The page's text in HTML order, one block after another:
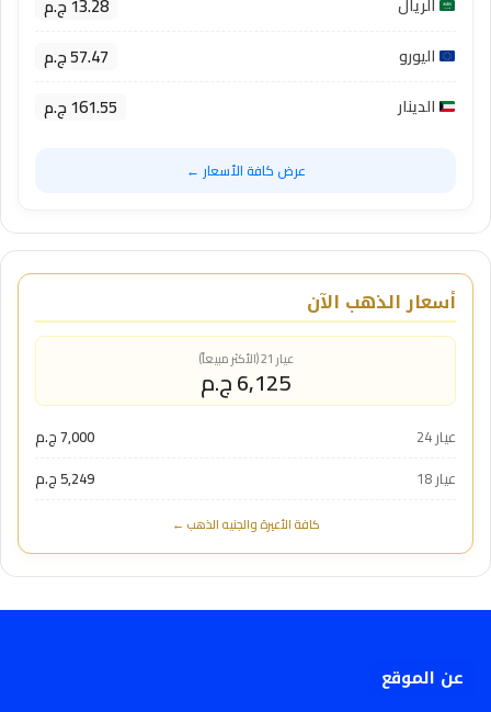
الريال 13.28 ج.م
اليورو 57.47 ج.م
الدينار 161.55 ج.م
عرض كافة الأسعار ←
أسعار الذهب الآن
عيار 21 (الأكثر مبيعاً)
6,125 ج.م
عيار 24
7,000 ج.م
عيار 18
5,249 ج.م
كافة الأعيرة والجنيه الذهب ←
عن الموقع